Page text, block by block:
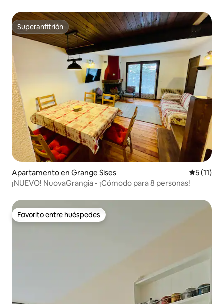
Superanfitrión
Superanfitrión
Apartamento en Grange Sises
5 (11)
¡NUEVO! NuovaGrangia - ¡Cómodo para 8 personas!
Favorito entre huéspedes
Favorito entre huéspedes